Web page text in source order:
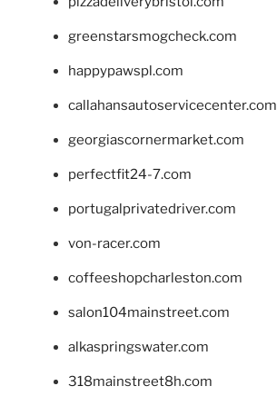
greenstarsmogcheck.com
happypawspl.com
callahansautoservicecenter.com
georgiascornermarket.com
perfectfit24-7.com
portugalprivatedriver.com
von-racer.com
coffeeshopcharleston.com
salon104mainstreet.com
alkaspringswater.com
318mainstreet8h.com